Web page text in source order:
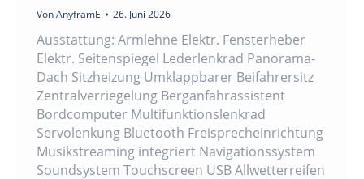
VonAnyframE 26. Juni 2026
Ausstattung: Armlehne Elektr. Fensterheber
Elektr. Seitenspiegel Lederlenkrad Panorama-
Dach Sitzheizung Umklappbarer Beifahrersitz
Zentralverriegelung Berganfahrassistent
Bordcomputer Multifunktionslenkrad
Servolenkung Bluetooth Freisprecheinrichtung
Musikstreaming integriert Navigationssystem
Soundsystem Touchscreen USB Allwetterreifen